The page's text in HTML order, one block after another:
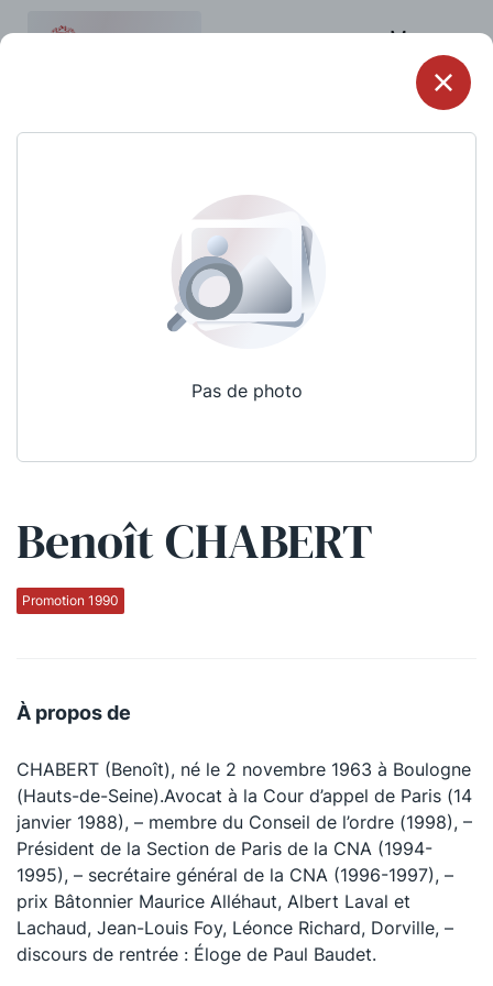
Menu
Pas de photo
Benoît CHABERT
Promotion 1990
À propos de
CHABERT (Benoît), né le 2 novembre 1963 à Boulogne
(Hauts-de-Seine).Avocat à la Cour d’appel de Paris (14
janvier 1988), – membre du Conseil de l’ordre (1998), –
Président de la Section de Paris de la CNA (1994-
1995), – secrétaire général de la CNA (1996-1997), –
prix Bâtonnier Maurice Alléhaut, Albert Laval et
Lachaud, Jean-Louis Foy, Léonce Richard, Dorville, –
discours de rentrée : Éloge de Paul Baudet.
Qui sommes-nous ?
La Conférence
La Conférence
Le Concours de la Conférence
La Conférence Berryer
La Petite Conférence